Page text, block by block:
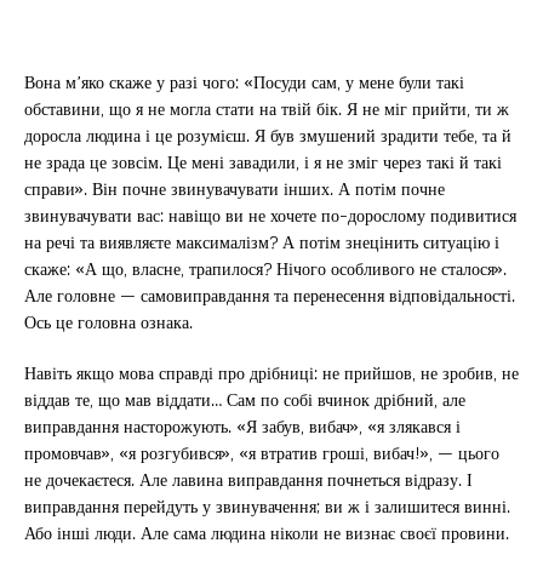
Вона м’яко скаже у разі чого: «Посуди сам, у мене були такі
обставини, що я не могла стати на твій бік. Я не міг прийти, ти ж
доросла людина і це розумієш. Я був змушений зрадити тебе, та й
не зрада це зовсім. Це мені завадили, і я не зміг через такі й такі
справи». Він почне звинувачувати інших. А потім почне
звинувачувати вас: навіщо ви не хочете по-дорослому подивитися
на речі та виявляєте максималізм? А потім знецінить ситуацію і
скаже: «А що, власне, трапилося? Нічого особливого не сталося».
Але головне — самовиправдання та перенесення відповідальності.
Ось це головна ознака.
Навіть якщо мова справді про дрібниці: не прийшов, не зробив, не
віддав те, що мав віддати… Сам по собі вчинок дрібний, але
виправдання насторожують. «Я забув, вибач», «я злякався і
промовчав», «я розгубився», «я втратив гроші, вибач!», — цього
не дочекаєтеся. Але лавина виправдання почнеться відразу. І
виправдання перейдуть у звинувачення; ви ж і залишитеся винні.
Або інші люди. Але сама людина ніколи не визнає своєї провини.